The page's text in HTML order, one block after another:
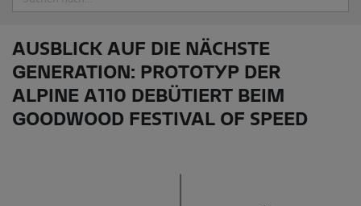
AUSBLICK AUF DIE NÄCHSTE
GENERATION: PROTOTYP DER
ALPINE A110 DEBÜTIERT BEIM
GOODWOOD FESTIVAL OF SPEED